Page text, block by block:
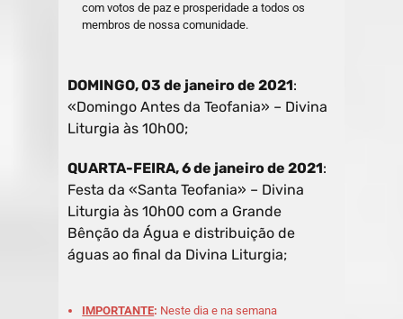
com votos de paz e prosperidade a todos os
membros de nossa comunidade.
DOMINGO, 03 de janeiro de 2021:
«Domingo Antes da Teofania» – Divina
Liturgia às 10h00;
QUARTA-FEIRA, 6 de janeiro de 2021:
Festa da «Santa Teofania» – Divina
Liturgia às 10h00 com a Grande
Bênção da Água e distribuição de
águas ao final da Divina Liturgia;
IMPORTANTE: Neste dia e na semana